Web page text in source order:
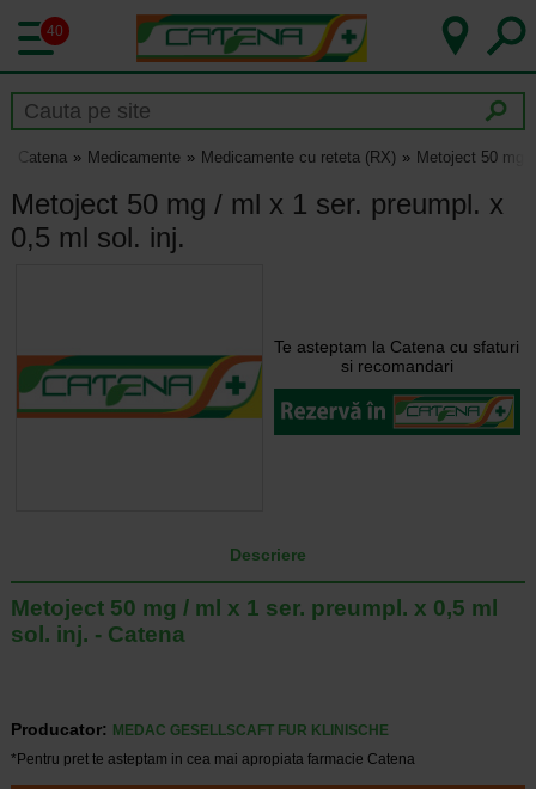
40
Catena Medicamente Medicamente cu reteta (RX) Metoject 50 mg
Metoject 50 mg / ml x 1 ser. preumpl. x
0,5 ml sol. inj.
Te asteptam la Catena cu sfaturi
si recomandari
Descriere
Metoject 50 mg / ml x 1 ser. preumpl. x 0,5 ml
sol. inj. - Catena
Producator: MEDAC GESELLSCAFT FUR KLINISCHE
*Pentru pret te asteptam in cea mai apropiata farmacie Catena